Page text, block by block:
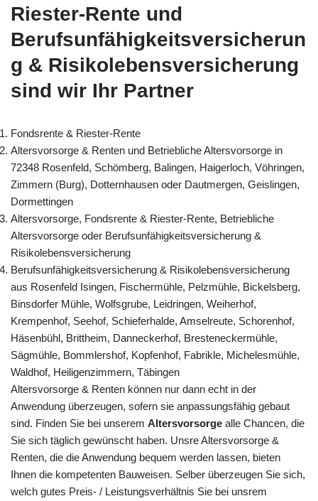
Riester-Rente und
Berufsunfähigkeitsversicherun
g & Risikolebensversicherung
sind wir Ihr Partner
Fondsrente & Riester-Rente
Altersvorsorge & Renten und Betriebliche Altersvorsorge in
72348 Rosenfeld, Schömberg, Balingen, Haigerloch, Vöhringen,
Zimmern (Burg), Dotternhausen oder Dautmergen, Geislingen,
Dormettingen
Altersvorsorge, Fondsrente & Riester-Rente, Betriebliche
Altersvorsorge oder Berufsunfähigkeitsversicherung &
Risikolebensversicherung
Berufsunfähigkeitsversicherung & Risikolebensversicherung
aus Rosenfeld Isingen, Fischermühle, Pelzmühle, Bickelsberg,
Binsdorfer Mühle, Wolfsgrube, Leidringen, Weiherhof,
Krempenhof, Seehof, Schieferhalde, Amselreute, Schorenhof,
Häsenbühl, Brittheim, Danneckerhof, Bresteneckermühle,
Sägmühle, Bommlershof, Kopfenhof, Fabrikle, Michelesmühle,
Waldhof, Heiligenzimmern, Täbingen
Altersvorsorge & Renten können nur dann echt in der
Anwendung überzeugen, sofern sie anpassungsfähig gebaut
sind. Finden Sie bei unserem Altersvorsorge alle Chancen, die
Sie sich täglich gewünscht haben. Unsre Altersvorsorge &
Renten, die die Anwendung bequem werden lassen, bieten
Ihnen die kompetenten Bauweisen. Selber überzeugen Sie sich,
welch gutes Preis- / Leistungsverhältnis Sie bei unsrem